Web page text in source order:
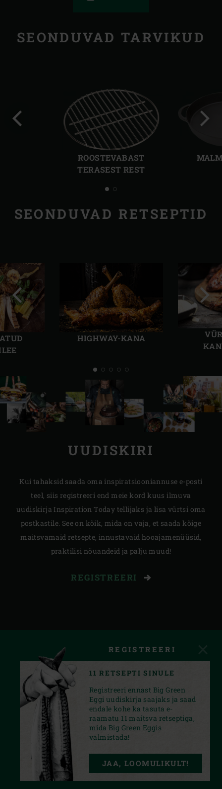
SEONDUVAD TARVIKUD
ROOSTEVABAST
TERASEST REST
SEONDUVAD RETSEPTID
HIGHWAY-KANA
Eelmine
slaid
slaid
UUDISKIRI
Kui tahaksid saada oma inspiratsiooniannuse e-posti
teel, siis registreeri end meie kord kuus ilmuva
uudiskirja Inspiration Today tellijaks ja lisa vürtsi oma
postkastile. See on kõik, mida on vaja, et saada kõige
maitsvamaid retsepte, innustavaid hooajamenüüsid,
praktilisi nõuandeid ja palju muud!
REGISTREERI
PRIVACY STATEMENT
REGISTREERI
11 RETSEPTI SINULE
Registreeri ennast Big Green
Eggi uudiskirja saajaks ja saad
endale kohe ka tasuta e-
raamatu 11 maitsva retseptiga,
mida Big Green Eggis
valmistada!
JAA, LOOMULIKULT!